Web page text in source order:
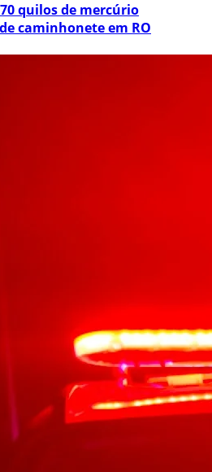
quilos de mercúrio
caminhonete em RO